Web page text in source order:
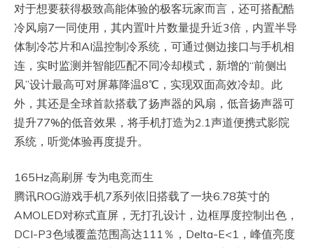
对于想要获得极致高能体验的极客玩家而言，还可搭配酷
冷风扇7一同使用，其内置叶片数量提升近3倍，内置半导
体制冷芯片和AI温控制冷系统，可通过侧边接口与手机相
连，实时监测并智能匹配不同冷却模式，新增的“前侧出
风”设计最高可对屏幕降温8℃，实现双面高效冷却。此
外，其还是全球首款搭载了扬声器的风扇，低音扬声器可
提升77%的低音效果，将手机打造为2.1声道便携式影院
系统，听觉体验再度提升。
165Hz高刷屏 专为电竞而生
腾讯ROG游戏手机7系列依旧搭载了一块6.78英寸的
AMOLED对称式直屏，无打孔设计，边框厚度控制出色，
DCI-P3色域覆盖范围高达111％，Delta-E<1，峰值亮度